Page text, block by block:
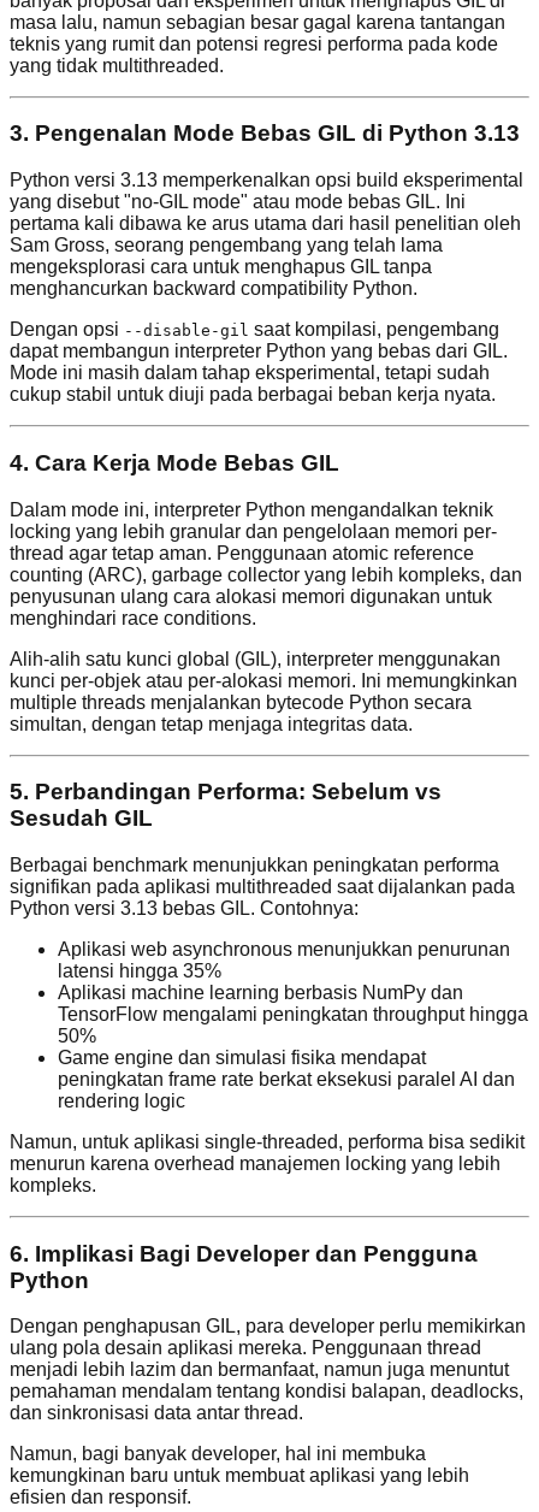
masa lalu, namun sebagian besar gagal karena tantangan
teknis yang rumit dan potensi regresi performa pada kode
yang tidak multithreaded.
3. Pengenalan Mode Bebas GIL di Python 3.13
Python versi 3.13 memperkenalkan opsi build eksperimental
yang disebut "no-GIL mode" atau mode bebas GIL. Ini
pertama kali dibawa ke arus utama dari hasil penelitian oleh
Sam Gross, seorang pengembang yang telah lama
mengeksplorasi cara untuk menghapus GIL tanpa
menghancurkan backward compatibility Python.
Dengan opsi --disable-gil saat kompilasi, pengembang
dapat membangun interpreter Python yang bebas dari GIL.
Mode ini masih dalam tahap eksperimental, tetapi sudah
cukup stabil untuk diuji pada berbagai beban kerja nyata.
4. Cara Kerja Mode Bebas GIL
Dalam mode ini, interpreter Python mengandalkan teknik
locking yang lebih granular dan pengelolaan memori per-
thread agar tetap aman. Penggunaan atomic reference
counting (ARC), garbage collector yang lebih kompleks, dan
penyusunan ulang cara alokasi memori digunakan untuk
menghindari race conditions.
Alih-alih satu kunci global (GIL), interpreter menggunakan
kunci per-objek atau per-alokasi memori. Ini memungkinkan
multiple threads menjalankan bytecode Python secara
simultan, dengan tetap menjaga integritas data.
5. Perbandingan Performa: Sebelum vs
Sesudah GIL
Berbagai benchmark menunjukkan peningkatan performa
signifikan pada aplikasi multithreaded saat dijalankan pada
Python versi 3.13 bebas GIL. Contohnya:
Aplikasi web asynchronous menunjukkan penurunan
latensi hingga 35%
Aplikasi machine learning berbasis NumPy dan
TensorFlow mengalami peningkatan throughput hingga
50%
Game engine dan simulasi fisika mendapat
peningkatan frame rate berkat eksekusi paralel AI dan
rendering logic
Namun, untuk aplikasi single-threaded, performa bisa sedikit
menurun karena overhead manajemen locking yang lebih
kompleks.
6. Implikasi Bagi Developer dan Pengguna
Python
Dengan penghapusan GIL, para developer perlu memikirkan
ulang pola desain aplikasi mereka. Penggunaan thread
menjadi lebih lazim dan bermanfaat, namun juga menuntut
pemahaman mendalam tentang kondisi balapan, deadlocks,
dan sinkronisasi data antar thread.
Namun, bagi banyak developer, hal ini membuka
kemungkinan baru untuk membuat aplikasi yang lebih
efisien dan responsif.